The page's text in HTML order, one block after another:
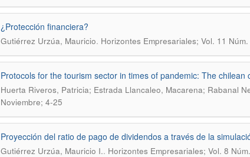
¿Protección financiera?
Gutiérrez Urzúa, Mauricio. Horizontes Empresariales; Vol. 11
Protocols for the tourism sector in times of pandemic: The chilean
Huerta Riveros, Patricia; Estrada Llancaleo, Macarena; Rabanal
Noviembre; 4-25
Proyección del ratio de pago de dividendos a través de la
Gutiérrez Urzúa, Mauricio I.. Horizontes Empresariales; Vol. 8